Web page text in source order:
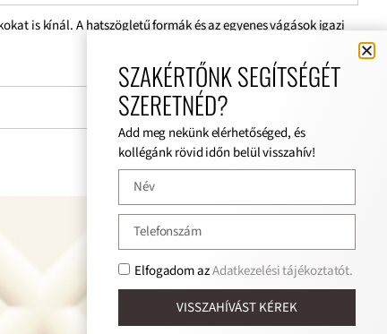
is kínál. A hatszögletű formák és az egyenes vágások igazi
SZAKÉRTŐNK SEGÍTSÉGÉT
SZERETNÉD?
Add meg nekünk elérhetőséged, és
kollégánk rövid időn belül visszahív!
Elfogadom azAdatkezelési tájékoztatót.
VISSZAHÍVÁST KÉREK